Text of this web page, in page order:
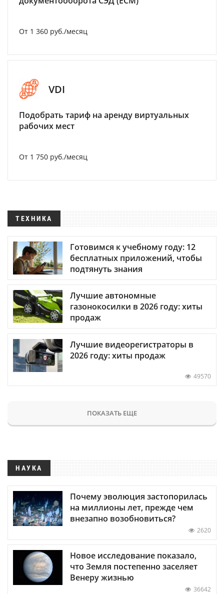
От 1 360 руб./месяц
VDI
Подобрать тариф на аренду виртуальных
рабочих мест
От 1 750 руб./месяц
ТЕХНИКА
Готовимся к учебному году: 12
бесплатных приложений, чтобы
подтянуть знания
Лучшие автономные
газонокосилки в 2026 году: хиты
продаж
Лучшие видеорегистраторы в
2026 году: хиты продаж
49570
ПОКАЗАТЬ ЕЩЕ
НАУКА
Почему эволюция застопорилась
на миллионы лет, прежде чем
внезапно возобновиться?
2620
Новое исследование показало,
что Земля постепенно заселяет
Венеру жизнью
36642